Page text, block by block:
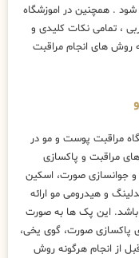
. همچنین در اموزشگاه
، تمامی نکات کلیدی و
روش های انجام مراقبت
مراقبت پوست و مو در
مراقبت و پاکسازی
و جوانسازی صورت، اسکین
و هیدرومی مو ارائه
این پک ها به صورت
پاکسازی صورت، گوی یخی،
از انجام هرگونه روش